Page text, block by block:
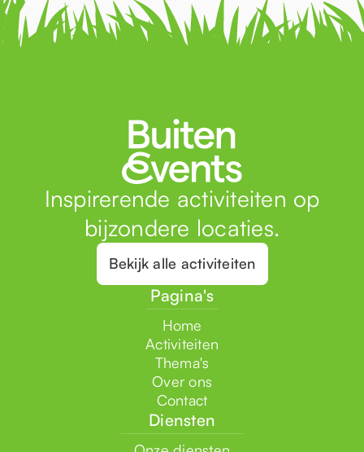
Inspirerende activiteiten op
bijzondere locaties.
Bekijk alle activiteiten
Pagina's
Home
Activiteiten
Thema's
Over ons
Contact
Diensten